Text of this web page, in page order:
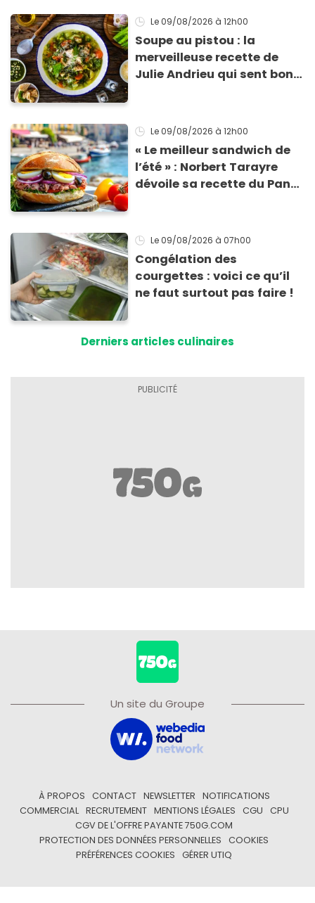
Le 09/08/2026 à 12h00
Soupe au pistou : la
merveilleuse recette de
Julie Andrieu qui sent bon
Le 09/08/2026 à 12h00
« Le meilleur sandwich de
l’été » : Norbert Tarayre
dévoile sa recette du Pan
Le 09/08/2026 à 07h00
Congélation des
courgettes : voici ce qu’il
ne faut surtout pas faire !
Derniers articles culinaires
Un site du Groupe
À PROPOS CONTACT NEWSLETTER
NOTIFICATIONS
COMMERCIAL
RECRUTEMENT MENTIONS LÉGALES CGU
CPU
CGV DE L'OFFRE PAYANTE 750G.COM
PROTECTION DES DONNÉES PERSONNELLES
COOKIES
PRÉFÉRENCES COOKIES
GÉRER UTIQ